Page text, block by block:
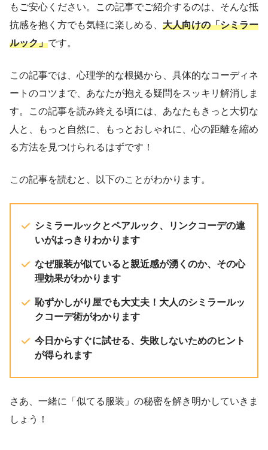
もご安心ください。この記事でご紹介するのは、そんな抵
抗感を抱く方でも気軽に楽しめる、 大人向けの「シミラー
ルック」です。
この記事では、心理学的な根拠から、具体的なコーディネ
ートのコツまで、あなたが抱える疑問をスッキリ解消しま
す。この記事を読み終える頃には、あなたもきっと大切な
人と、もっと自然に、もっとおしゃれに、心の距離を縮め
る方法を見つけられるはずです！
この記事を読むと、以下のことがわかります。
シミラールックとペアルック、リンクコーデの違
いがはっきりわかります
なぜ服装が似ていると親近感が湧くのか、その心
理効果がわかります
恥ずかしがり屋でも大丈夫！大人のシミラールッ
クコーデ術がわかります
今日からすぐに試せる、失敗しないためのヒント
が得られます
さあ、一緒に「似てる服装」の秘密を解き明かしていきま
しょう！